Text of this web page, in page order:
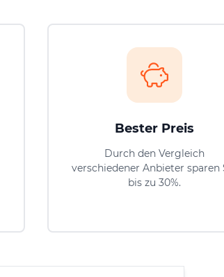
Bester Preis
Durch den Vergleich
verschiedener Anbieter sparen
bis zu 30%.